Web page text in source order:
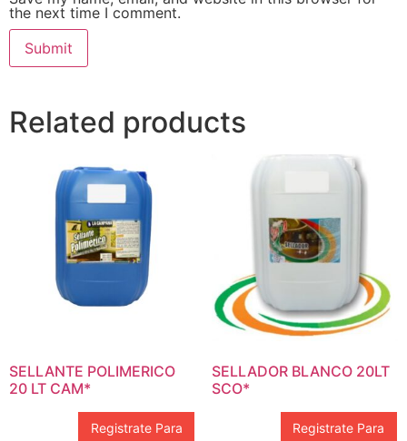
the next time I comment.
Related products
SELLANTE POLIMERICO
20 LT CAM*
Registrate Para
SELLADOR BLANCO 20LT
SCO*
Registrate Para